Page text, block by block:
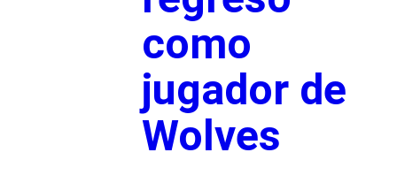
como
jugador de
Wolves